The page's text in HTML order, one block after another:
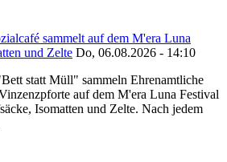
sammelt auf dem M'era Luna
und Zelte Do, 06.08.2026 - 14:10
statt Müll" sammeln Ehrenamtliche
auf dem M'era Luna Festival
Isomatten und Zelte. Nach jedem